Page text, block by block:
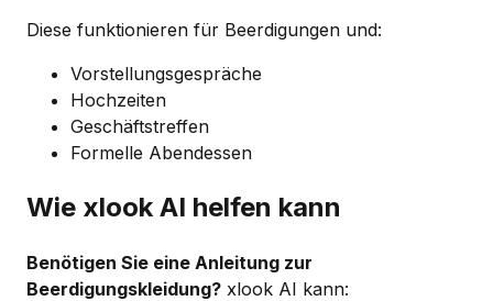
Diese funktionieren für Beerdigungen und:
Vorstellungsgespräche
Hochzeiten
Geschäftstreffen
Formelle Abendessen
Wie xlook AI helfen kann
Benötigen Sie eine Anleitung zur
Beerdigungskleidung? xlook AI kann: